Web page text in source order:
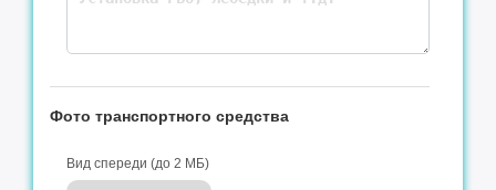
Фото транспортного средства
Вид спереди (до 2 МБ)